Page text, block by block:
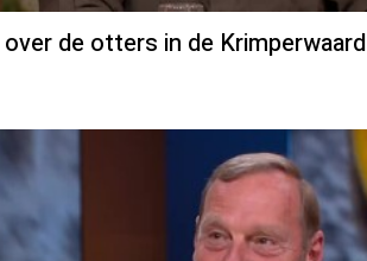
de otters in de Krimperwaard